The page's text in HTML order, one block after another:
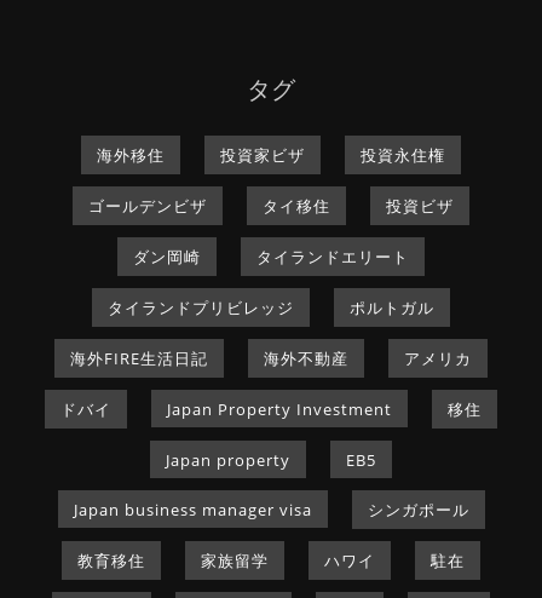
タグ
海外移住 投資家ビザ 投資永住権
ゴールデンビザ タイ移住 投資ビザ
ダン岡崎 タイランドエリート
タイランドプリビレッジ ポルトガル
海外FIRE生活日記 海外不動産 アメリカ
ドバイ Japan Property Investment 移住
Japan property EB5
Japan business manager visa シンガポール
教育移住 家族留学 ハワイ 駐在